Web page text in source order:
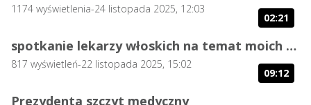
1174 wyświetlenia-24 listopada 2025, 12:03
02:21
spotkanie lekarzy włoskich na temat moich książek Ukryte Terapie
817 wyświetleń-22 listopada 2025, 15:02
09:12
Prezydenta szczyt medyczny